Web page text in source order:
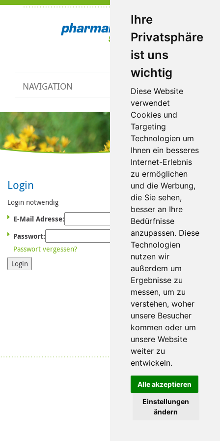
Ihre
Privatsphäre
ist uns
wichtig
Diese Website
verwendet
Cookies und
Targeting
Technologien um
Ihnen ein besseres
Internet-Erlebnis
zu ermöglichen
und die Werbung,
die Sie sehen,
besser an Ihre
Bedürfnisse
anzupassen. Diese
Technologien
nutzen wir
außerdem um
Ergebnisse zu
messen, um zu
verstehen, woher
unsere Besucher
kommen oder um
unsere Website
weiter zu
entwickeln.
Alle akzeptieren
Einstellungen
ändern
NAVIGATION
Login
Login notwendig
E-Mail Adresse:
Passwort:
Passwort vergessen?
Login
Datenschutz|